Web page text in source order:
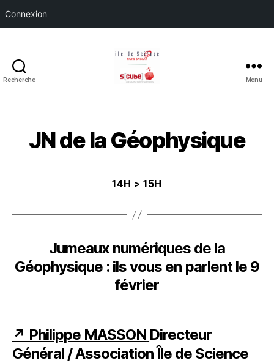
Connexion
Recherche
de
Science
le
février
CentraleSupélec
Menu
JN de la Géophysique
14H > 15H
Jumeaux numériques de la
Géophysique : ils vous en parlent le 9
février
↗ Philippe MASSON Directeur
Général / Association Île de Science